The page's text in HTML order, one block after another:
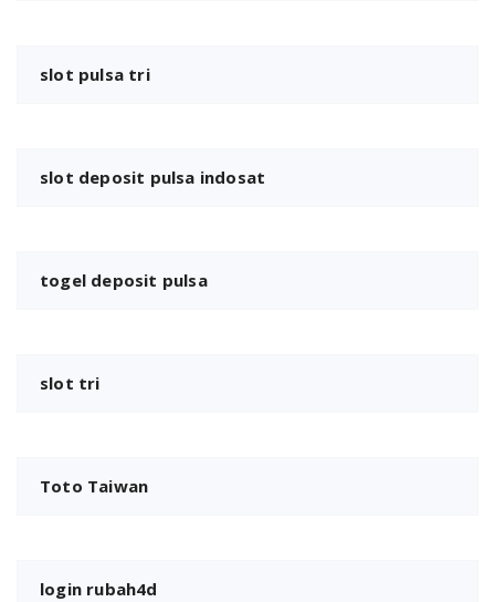
slot pulsa tri
slot deposit pulsa indosat
togel deposit pulsa
slot tri
Toto Taiwan
login rubah4d